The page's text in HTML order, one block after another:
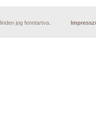
jog fenntartva.